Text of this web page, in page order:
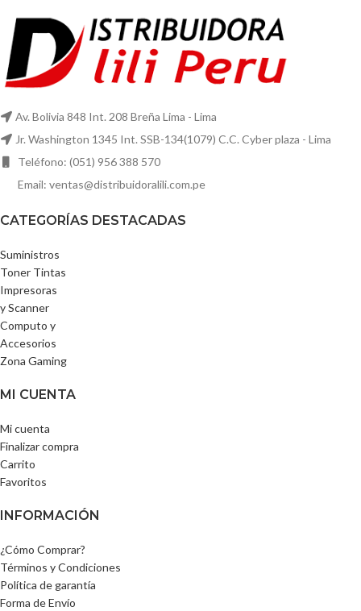
Av. Bolivia 848 Int. 208 Breña Lima - Lima
Jr. Washington 1345 Int. SSB-134(1079) C.C. Cyber plaza - Lima
Teléfono: (051) 956 388 570
Email: ventas@distribuidoralili.com.pe
CATEGORÍAS DESTACADAS
Suministros
Toner Tintas
Impresoras
y Scanner
Computo y
Accesorios
Zona Gaming
MI CUENTA
Mi cuenta
Finalizar compra
Carrito
Favoritos
INFORMACIÓN
¿Cómo Comprar?
Términos y Condiciones
Política de garantía
Forma de Envío